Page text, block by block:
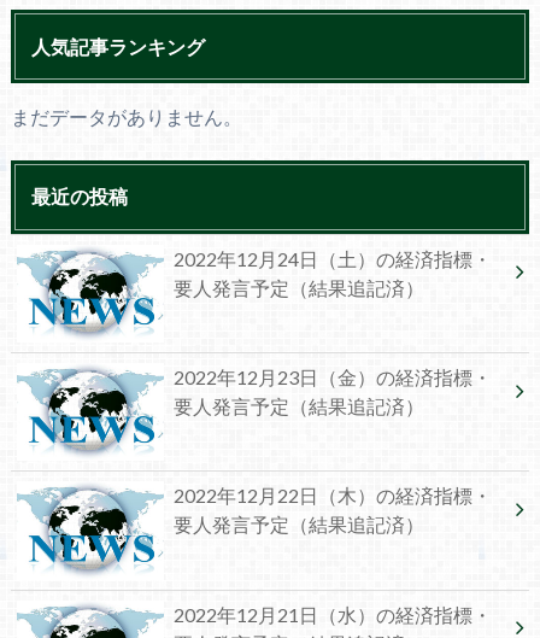
人気記事ランキング
まだデータがありません。
最近の投稿
2022年12月24日（土）の経済指標・
要人発言予定（結果追記済）
2022年12月23日（金）の経済指標・
要人発言予定（結果追記済）
2022年12月22日（木）の経済指標・
要人発言予定（結果追記済）
2022年12月21日（水）の経済指標・